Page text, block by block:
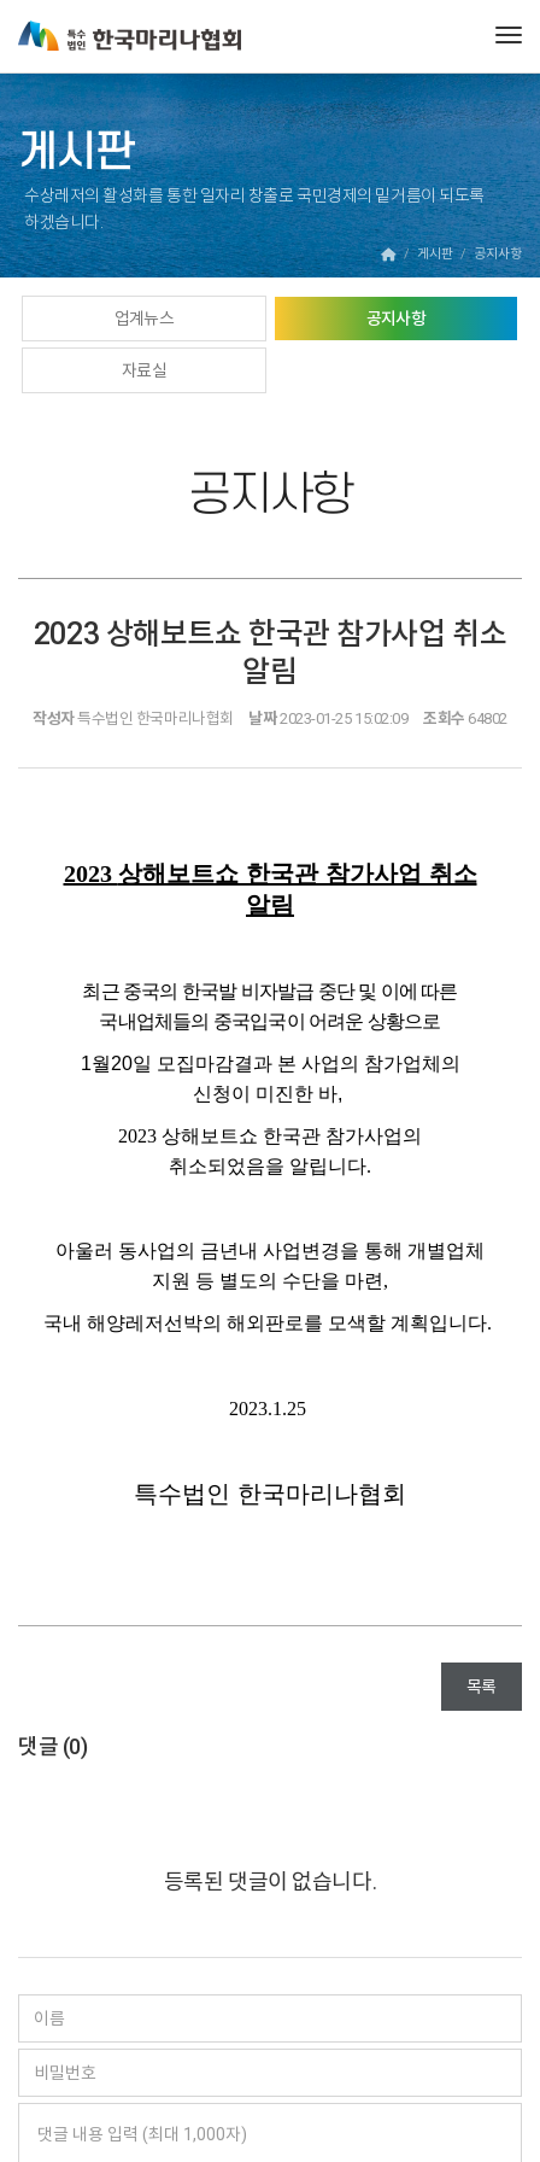
게시판
수상레저의 활성화를 통한 일자리 창출로 국민경제의 밑거름이 되도록
하겠습니다.
게시판 공지사항
업계뉴스 공지사항
자료실
공지사항
2023 상해보트쇼 한국관 참가사업 취소
알림
작성자특수법인 한국마리나협회 날짜2023-01-25 15:02:09 조회수 64802
2023 상해보트쇼 한국관 참가사업 취소
알림
최근 중국의 한국발 비자발급 중단 및 이에 따른
국내업체들의 중국입국이 어려운 상황으로
1월20일 모집마감결과 본 사업의 참가업체의
신청이 미진한 바,
2023 상해보트쇼 한국관 참가사업의
취소되었음을 알립니다.
아울러 동사업의 금년내 사업변경을 통해 개별업체
지원 등 별도의 수단을 마련 ,
국내 해양레저선박의 해외판로를 모색할 계획입니다.
2023.1.25
특수법인 한국마리나협회
목록
댓글 (0)
등록된 댓글이 없습니다.